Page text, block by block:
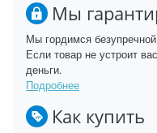
Мы
Мы гордимся
Если товар не устроит
деньги.
Подробнее
Как купить